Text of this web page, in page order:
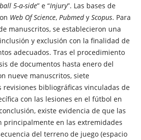
5-a-side” e “Injury”. Las bases de
Web Of Science, Pubmedy Scopus. Para
manuscritos, se establecieron una
y exclusión con la finalidad de
adecuados. Tras el procedimiento
de documentos hasta enero del
nueve manuscritos, siete
revisiones bibliográficas vinculadas de
con las lesiones en el fútbol en
existe evidencia de que las
principalmente en las extremidades
del terreno de juego (espacio